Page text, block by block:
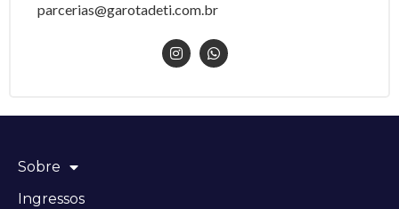
parcerias@garotadeti.com.br
Sobre
Ingressos